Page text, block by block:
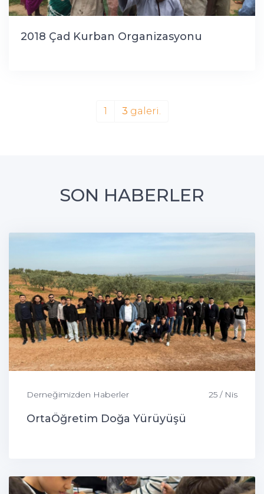
2018 Çad Kurban Organizasyonu
1 3 galeri.
SON HABERLER
Derneğimizden Haberler 25 / Nis
OrtaÖğretim Doğa Yürüyüşü